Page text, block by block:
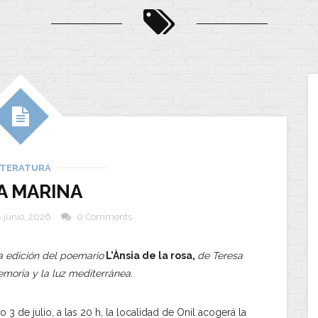
MARINA
junio, 2026 0 Comments
edición del poemarioL’Ànsia de la rosa, de Teresa
y la luz mediterránea.
3 de julio, a las 20 h, la localidad de Onil acogerá la